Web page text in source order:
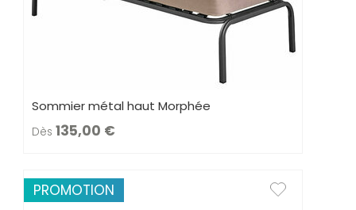
Sommier métal haut Morphée
Dès 135,00
PROMOTION